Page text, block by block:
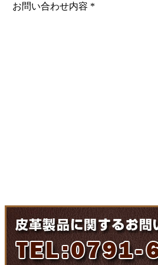
お問い合わせ内容 *